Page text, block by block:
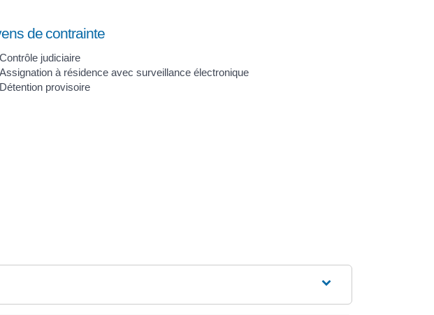
de contrainte
Contrôle judiciaire
Assignation à résidence avec surveillance électronique
Détention provisoire